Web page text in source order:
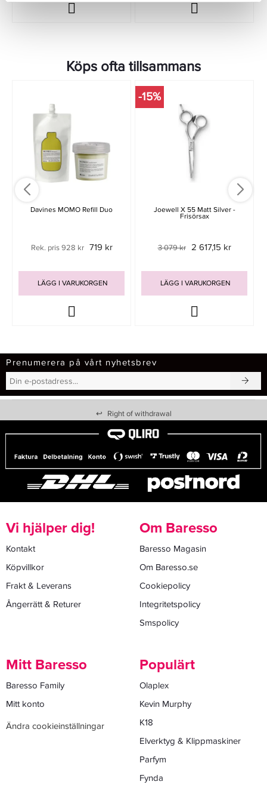
Köps ofta tillsammans
Davines MOMO Refill Duo
Rek. pris 928 kr 719 kr
LÄGG I VARUKORGEN
-15%
Joewell X 55 Matt Silver -
Frisörsax
3 079 kr 2 617,15 kr
LÄGG I VARUKORGEN
Prenumerera på vårt nyhetsbrev
↩ Right of withdrawal
Vi hjälper dig!
Kontakt
Köpvillkor
Frakt & Leverans
Ångerrätt & Returer
Om Baresso
Baresso Magasin
Om Baresso.se
Cookiepolicy
Integritetspolicy
Smspolicy
Mitt Baresso
Baresso Family
Mitt konto
Ändra cookieinställningar
Populärt
Olaplex
Kevin Murphy
K18
Elverktyg & Klippmaskiner
Parfym
Fynda